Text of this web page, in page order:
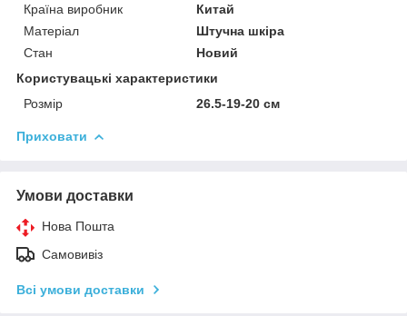
Країна виробник
Китай
Матеріал
Штучна шкіра
Стан
Новий
Користувацькі характеристики
Розмір
26.5-19-20 см
Приховати
Умови доставки
Нова Пошта
Самовивіз
Всі умови доставки